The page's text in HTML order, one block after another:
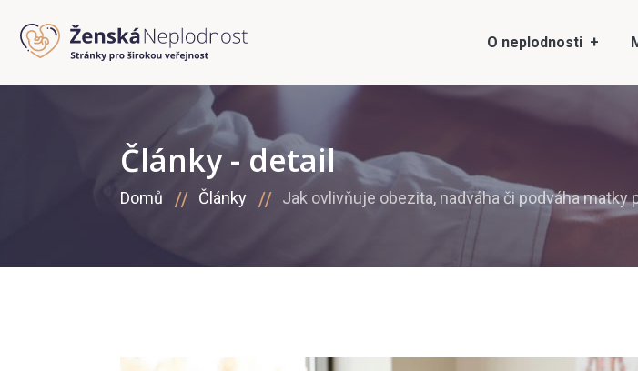
O neplodnosti
Články - detail
Domů Články Jak ovlivňuje obezita, nadváha či podváha matky